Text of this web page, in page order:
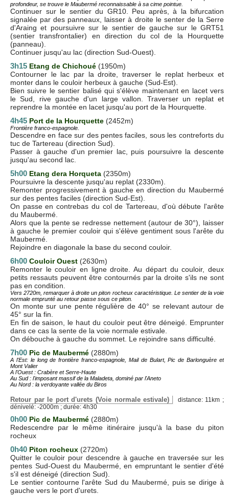
profondeur, se trouve le Maubermé reconnaissable à sa cime pointue.
Continuer sur le sentier du GR10. Peu après, à la bifurcation
signalée par des panneaux, laisser à droite le senter de la Serre
d'Araing et poursuivre sur le sentier de gauche sur le GRT51
(sentier transfrontalier) en direction du col de la Hourquette
(panneau).
Continuer jusqu'au lac (direction Sud-Ouest).
3h15 Etang de Chichoué (1950m)
Contourner le lac par la droite, traverser le replat herbeux et
monter dans le couloir herbeux à gauche (Sud-Est).
Bien suivre le sentier balisé qui s'élève maintenant en lacet vers
le Sud, rive gauche d'un large vallon. Traverser un replat et
reprendre la montée en lacet jusqu'au port de la Hourquette.
4h45 Port de la Hourquette (2452m)
Frontière franco-espagnole.
Descendre en face sur des pentes faciles, sous les contreforts du
tuc de Tartereau (direction Sud).
Passer à gauche d'un premier lac, puis poursuivre la descente
jusqu'au second lac.
5h00 Etang dera Horqueta (2350m)
Poursuivre la descente jusqu'au replat (2330m).
Remonter progressivement à gauche en direction du Maubermé
sur des pentes faciles (direction Sud-Est).
On passe en contrebas du col de Tartereau, d'où débute l'arête
du Maubermé.
Alors que la pente se redresse nettement (autour de 30°), laisser
à gauche le premier couloir qui s'élève gentiment sous l'arête du
Maubermé.
Rejoindre en diagonale la base du second couloir.
6h00 Couloir Ouest (2630m)
Remonter le couloir en ligne droite. Au départ du couloir, deux
petits ressauts peuvent être contournés par la droite s'ils ne sont
pas en condition.
Vers 2720m, remarquer à droite un piton rocheux caractéristique. Le sentier de la voie
normale emprunté au retour passe sous ce piton.
On monte sur une pente régulière de 40° se relevant autour de
45° sur la fin.
En fin de saison, le haut du couloir peut être déneigé. Emprunter
dans ce cas la sente de la voie normale estivale.
On débouche à gauche du sommet. Le rejoindre sans difficulté.
7h00 Pic de Maubermé (2880m)
A l'Est: le long de frontière franco-espagnole, Mail de Bulart, Pic de Barlonguère et
Mont Valier
A l'Ouest : Crabère et Serre-Haute
Au Sud : l'imposant massif de la Maladeta, dominé par l'Aneto
Au Nord : la verdoyante vallée du Biros
Retour par le port d'urets (Voie normale estivale)
distance: 11km ;
dénivelé: -2000m ; durée: 4h30
0h00 Pic de Maubermé (2880m)
Redescendre par le même itinéraire jusqu'à la base du piton
rocheux
0h40 Piton rocheux (2720m)
Quitter le couloir pour descendre à gauche en traversée sur les
pentes Sud-Ouest du Maubermé, en empruntant le sentier d'été
s'il est déneigé (direction Sud).
Le sentier contourne l'arête Sud du Maubermé, puis se dirige à
gauche vers le port d'urets.